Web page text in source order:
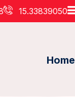
15.33839050
Home